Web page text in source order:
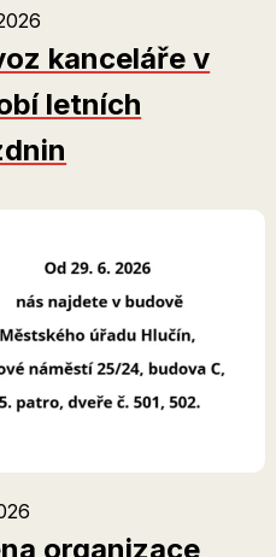
kanceláře v
letních
organizace